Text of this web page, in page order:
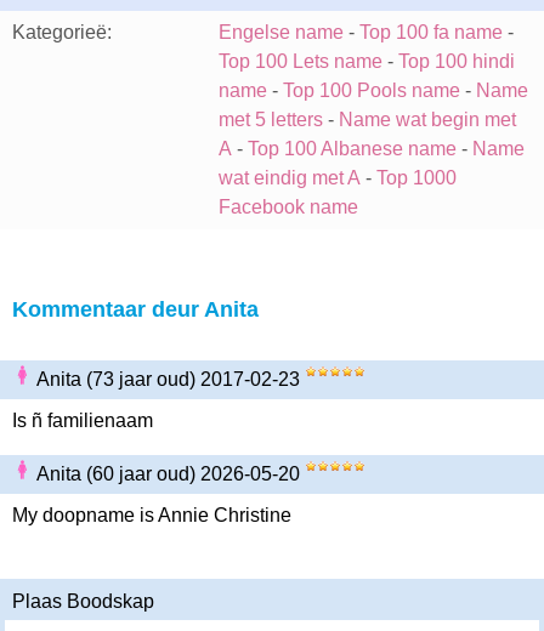
Kategorieë: Engelse name - Top 100 fa name -
Top 100 Lets name - Top 100 hindi
name - Top 100 Pools name - Name
met 5 letters - Name wat begin met
A - Top 100 Albanese name - Name
wat eindig met A - Top 1000
Facebook name
Kommentaar deur Anita
Anita (73 jaar oud) 2017-02-23
Is ñ familienaam
Anita (60 jaar oud) 2026-05-20
My doopname is Annie Christine
Plaas Boodskap